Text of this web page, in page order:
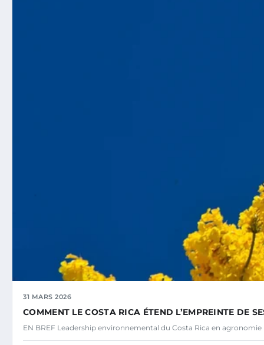
31 MARS 2026
COMMENT LE COSTA RICA ÉTEND L’EMPREINTE DE
EN BREF Leadership environnemental du Costa Rica en